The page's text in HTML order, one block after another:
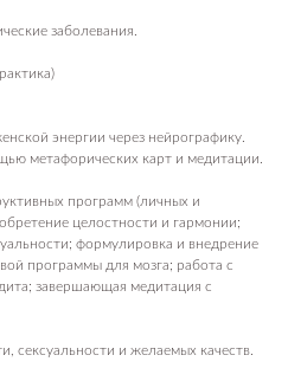
заболевания.
энергии через нейрографику.
метафорических карт и медитации.
программ (личных и
целостности и гармонии;
формулировка и внедрение
программы для мозга; работа с
завершающая медитация с
сексуальности и желаемых качеств.